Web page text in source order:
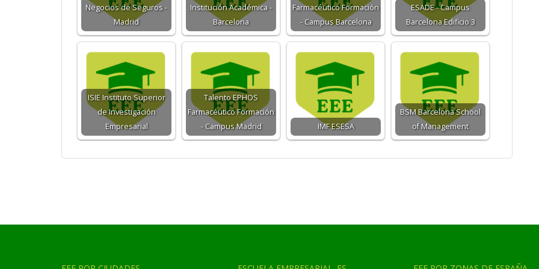
Negocios de Seguros -
Madrid
Institución Académica -
Barcelona
Farmacéutico Formación
- Campus Barcelona
ESADE - Campus
Barcelona Edificio 3
ISIE Instituto Superior
de Investigación
Empresarial
Talento EPHOS
Farmacéutico Formación
- Campus Madrid
IMF ESESA
BSM Barcelona School
of Management